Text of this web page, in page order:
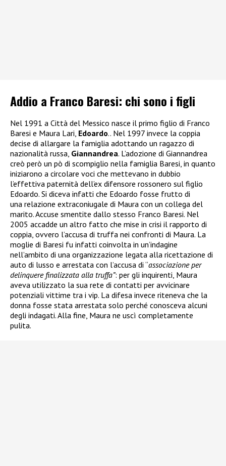
Addio a Franco Baresi: chi sono i figli
Nel 1991 a Città del Messico nasce il primo figlio di Franco
Baresi e Maura Lari, Edoardo.. Nel 1997 invece la coppia
decise di allargare la famiglia adottando un ragazzo di
nazionalità russa, Giannandrea. L’adozione di Giannandrea
creò però un pò di scompiglio nella famiglia Baresi, in quanto
iniziarono a circolare voci che mettevano in dubbio
l’effettiva paternità dell’ex difensore rossonero sul figlio
Edoardo. Si diceva infatti che Edoardo fosse frutto di
una relazione extraconiugale di Maura con un collega del
marito. Accuse smentite dallo stesso Franco Baresi. Nel
2005 accadde un altro fatto che mise in crisi il rapporto di
coppia, ovvero l’accusa di truffa nei confronti di Maura. La
moglie di Baresi fu infatti coinvolta in un’indagine
nell’ambito di una organizzazione legata alla ricettazione di
auto di lusso e arrestata con l’accusa di “associazione per
delinquere finalizzata alla truffa”: per gli inquirenti, Maura
aveva utilizzato la sua rete di contatti per avvicinare
potenziali vittime tra i vip. La difesa invece riteneva che la
donna fosse stata arrestata solo perché conosceva alcuni
degli indagati. Alla fine, Maura ne uscì completamente
pulita.